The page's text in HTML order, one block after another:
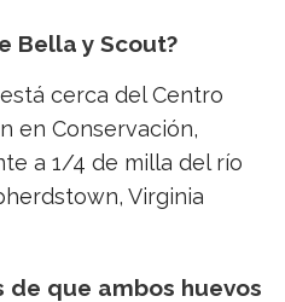
Bella y Scout?
cerca del Centro
en Conservación,
a 1/4 de milla del río
Virginia
de que ambos huevos